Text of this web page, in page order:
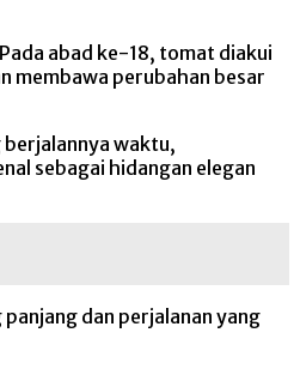
abad ke-18, tomat diakui
membawa perubahan besar
berjalannya waktu,
sebagai hidangan elegan
dan perjalanan yang